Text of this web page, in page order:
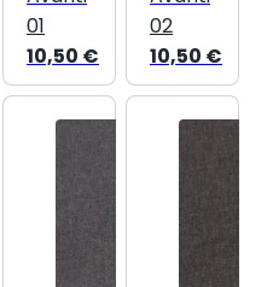
01
10,50 €
02
10,50 €